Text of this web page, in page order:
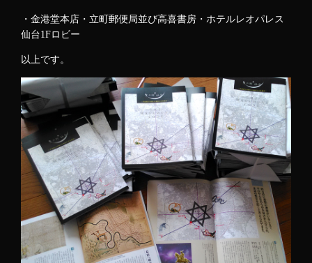
・金港堂本店・立町郵便局並び高喜書房・ホテルレオパレス
仙台1Fロビー
以上です。